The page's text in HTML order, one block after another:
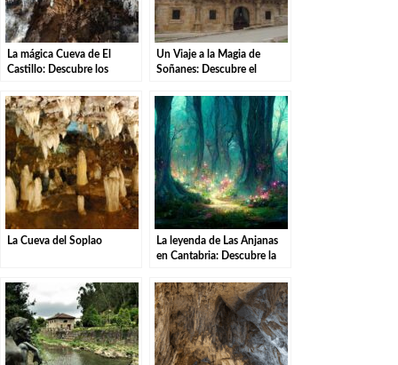
La mágica Cueva de El
Castillo: Descubre los
Un Viaje a la Magia de
Soñanes: Descubre el
La Cueva del Soplao
La leyenda de Las Anjanas
en Cantabria: Descubre la
criaturas